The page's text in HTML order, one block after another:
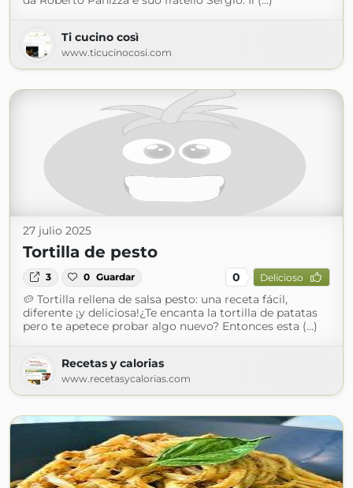
Ti cucino così
www.ticucinocosi.com
27 julio 2025
Tortilla de pesto
3 0 Guardar 0 Delicioso
🥔 Tortilla rellena de salsa pesto: una receta fácil,
diferente ¡y deliciosa!¿Te encanta la tortilla de patatas
pero te apetece probar algo nuevo? Entonces esta (...)
Recetas y calorias
www.recetasycalorias.com